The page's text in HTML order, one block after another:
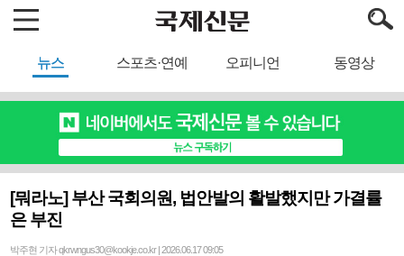
뉴스 스포츠·연예 오피니언 동영상
[뭐라노] 부산 국회의원, 법안발의 활발했지만 가결률
은 부진
박주현 기자 qkrwngus30@kookje.co.kr | 2026.06.17 09:05